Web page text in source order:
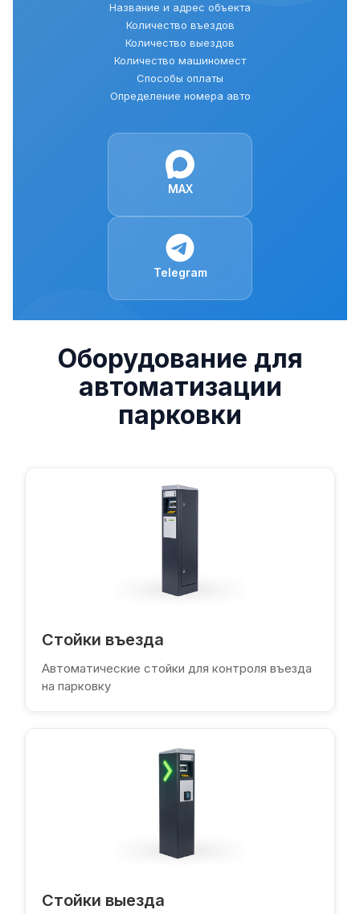
Название и адрес объекта
Количество въездов
Количество выездов
Количество машиномест
Способы оплаты
Определение номера авто
MAX
Telegram
Оборудование для
автоматизации
парковки
Стойки въезда
Автоматические стойки для контроля въезда
на парковку
Стойки выезда